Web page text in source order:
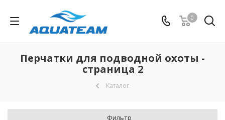
0
Перчатки для подводной охоты -
страница 2
Каталог
Фильтр